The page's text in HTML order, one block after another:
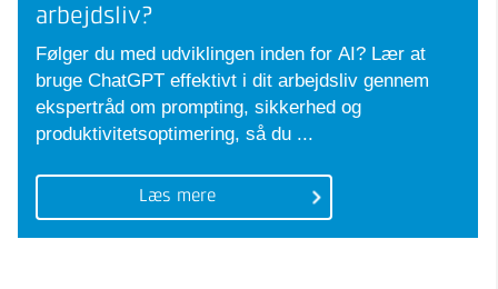
arbejdsliv?
Følger du med udviklingen inden for AI? Lær at
bruge ChatGPT effektivt i dit arbejdsliv gennem
ekspertråd om prompting, sikkerhed og
produktivitetsoptimering, så du ...
Læs mere